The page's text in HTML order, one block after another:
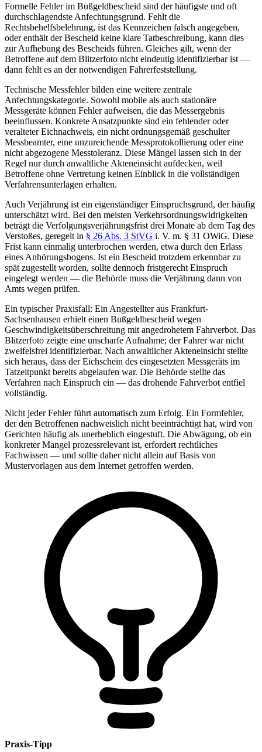
Formelle Fehler im Bußgeldbescheid sind der häufigste und oft
durchschlagendste Anfechtungsgrund. Fehlt die
Rechtsbehelfsbelehrung, ist das Kennzeichen falsch angegeben,
oder enthält der Bescheid keine klare Tatbeschreibung, kann dies
zur Aufhebung des Bescheids führen. Gleiches gilt, wenn der
Betroffene auf dem Blitzerfoto nicht eindeutig identifizierbar ist —
dann fehlt es an der notwendigen Fahrerfeststellung.
Technische Messfehler bilden eine weitere zentrale
Anfechtungskategorie. Sowohl mobile als auch stationäre
Messgeräte können Fehler aufweisen, die das Messergebnis
beeinflussen. Konkrete Ansatzpunkte sind ein fehlender oder
veralteter Eichnachweis, ein nicht ordnungsgemäß geschulter
Messbeamter, eine unzureichende Messprotokollierung oder eine
nicht abgezogene Messtoleranz. Diese Mängel lassen sich in der
Regel nur durch anwaltliche Akteneinsicht aufdecken, weil
Betroffene ohne Vertretung keinen Einblick in die vollständigen
Verfahrensunterlagen erhalten.
Auch Verjährung ist ein eigenständiger Einspruchsgrund, der häufig
unterschätzt wird. Bei den meisten Verkehrsordnungswidrigkeiten
beträgt die Verfolgungsverjährungsfrist drei Monate ab dem Tag des
Verstoßes, geregelt in § 26 Abs. 3 StVG i. V. m. § 31 OWiG. Diese
Frist kann einmalig unterbrochen werden, etwa durch den Erlass
eines Anhörungsbogens. Ist ein Bescheid trotzdem erkennbar zu
spät zugestellt worden, sollte dennoch fristgerecht Einspruch
eingelegt werden — die Behörde muss die Verjährung dann von
Amts wegen prüfen.
Ein typischer Praxisfall: Ein Angestellter aus Frankfurt-
Sachsenhausen erhielt einen Bußgeldbescheid wegen
Geschwindigkeitsüberschreitung mit angedrohetem Fahrverbot. Das
Blitzerfoto zeigte eine unscharfe Aufnahme; der Fahrer war nicht
zweifelsfrei identifizierbar. Nach anwaltlicher Akteneinsicht stellte
sich heraus, dass der Eichschein des eingesetzten Messgeräts im
Tatzeitpunkt bereits abgelaufen war. Die Behörde stellte das
Verfahren nach Einspruch ein — das drohende Fahrverbot entfiel
vollständig.
Nicht jeder Fehler führt automatisch zum Erfolg. Ein Formfehler,
der den Betroffenen nachweislich nicht beeinträchtigt hat, wird von
Gerichten häufig als unerheblich eingestuft. Die Abwägung, ob ein
konkreter Mangel prozessrelevant ist, erfordert rechtliches
Fachwissen — und sollte daher nicht allein auf Basis von
Mustervorlagen aus dem Internet getroffen werden.
Praxis-Tipp